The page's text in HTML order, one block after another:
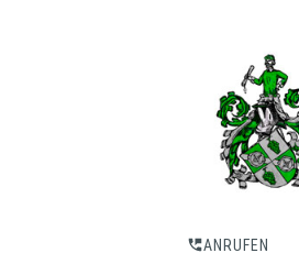
ANRUFEN